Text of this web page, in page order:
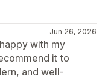
Jun 26, 2026
with my
it to
and well-